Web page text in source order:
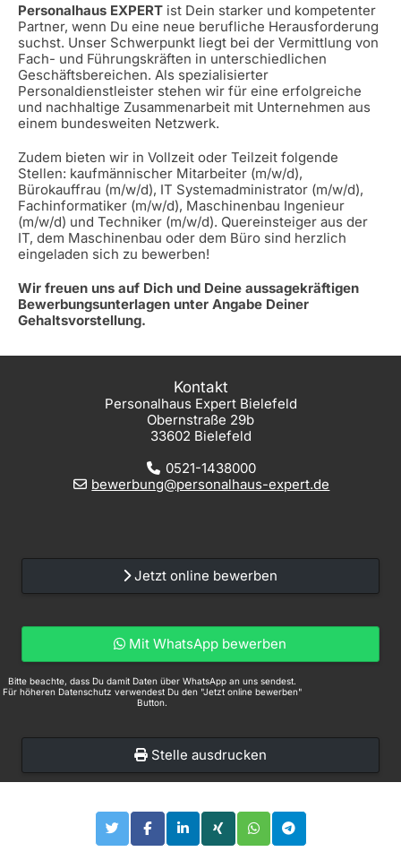
Personalhaus EXPERT ist Dein starker und kompetenter
Partner, wenn Du eine neue berufliche Herausforderung
suchst. Unser Schwerpunkt liegt bei der Vermittlung von
Fach- und Führungskräften in unterschiedlichen
Geschäftsbereichen. Als spezialisierter
Personaldienstleister stehen wir für eine erfolgreiche
und nachhaltige Zusammenarbeit mit Unternehmen aus
einem bundesweiten Netzwerk.
Zudem bieten wir in Vollzeit oder Teilzeit folgende
Stellen: kaufmännischer Mitarbeiter (m/w/d),
Bürokauffrau (m/w/d), IT Systemadministrator (m/w/d),
Fachinformatiker (m/w/d), Maschinenbau Ingenieur
(m/w/d) und Techniker (m/w/d). Quereinsteiger aus der
IT, dem Maschinenbau oder dem Büro sind herzlich
eingeladen sich zu bewerben!
Wir freuen uns auf Dich und Deine aussagekräftigen
Bewerbungsunterlagen unter Angabe Deiner
Gehaltsvorstellung.
Kontakt
Personalhaus Expert Bielefeld
Obernstraße 29b
33602 Bielefeld
0521-1438000
bewerbung@personalhaus-expert.de
Jetzt online bewerben
Mit WhatsApp bewerben
Bitte beachte, dass Du damit Daten über WhatsApp an uns sendest.
Für höheren Datenschutz verwendest Du den "Jetzt online bewerben"
Button.
Stelle ausdrucken